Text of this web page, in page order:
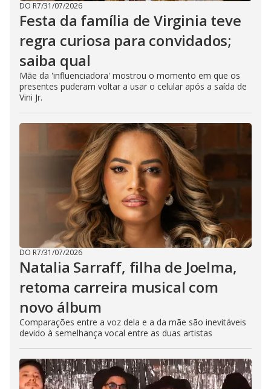
DO R7/31/07/2026
Festa da família de Virginia teve
regra curiosa para convidados;
saiba qual
Mãe da 'influenciadora' mostrou o momento em que os
presentes puderam voltar a usar o celular após a saída de
Vini Jr.
DO R7/31/07/2026
Natalia Sarraff, filha de Joelma,
retoma carreira musical com
novo álbum
Comparações entre a voz dela e a da mãe são inevitáveis
devido à semelhança vocal entre as duas artistas